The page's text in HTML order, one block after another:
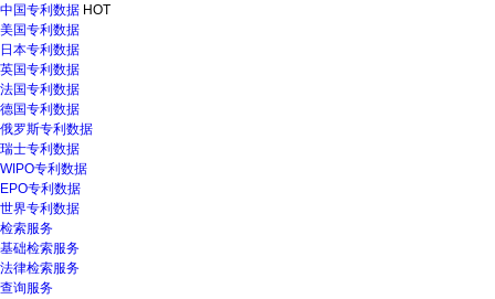
中国专利数据 HOT
美国专利数据
日本专利数据
英国专利数据
法国专利数据
德国专利数据
俄罗斯专利数据
瑞士专利数据
WIPO专利数据
EPO专利数据
世界专利数据
检索服务
基础检索服务
法律检索服务
查询服务